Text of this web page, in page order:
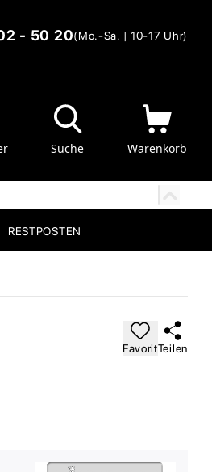
- 50 20(Mo.-Sa. | 10-17 Uhr)
Suche Warenkorb
RESTPOSTEN
FavoritTeilen